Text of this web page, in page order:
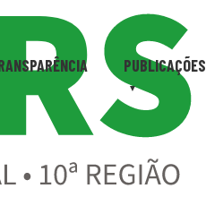
PUBLICAÇÕES